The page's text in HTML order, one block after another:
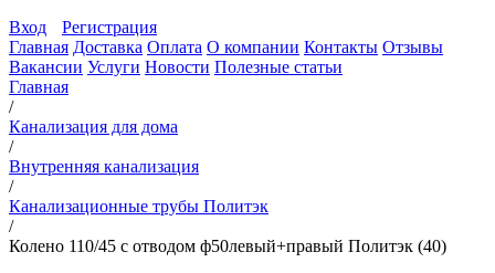
Вход
Регистрация
Главная Доставка Оплата О компании Контакты Отзывы
Вакансии Услуги Новости Полезные статьи
Главная
/
Канализация для дома
/
Внутренняя канализация
/
Канализационные трубы Политэк
/
Колено 110/45 с отводом ф50левый+правый Политэк (40)